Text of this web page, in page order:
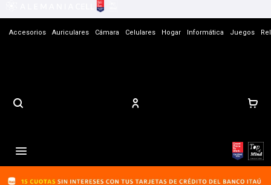
Accesorios Auriculares Cámara Celulares Hogar Informática Juegos
